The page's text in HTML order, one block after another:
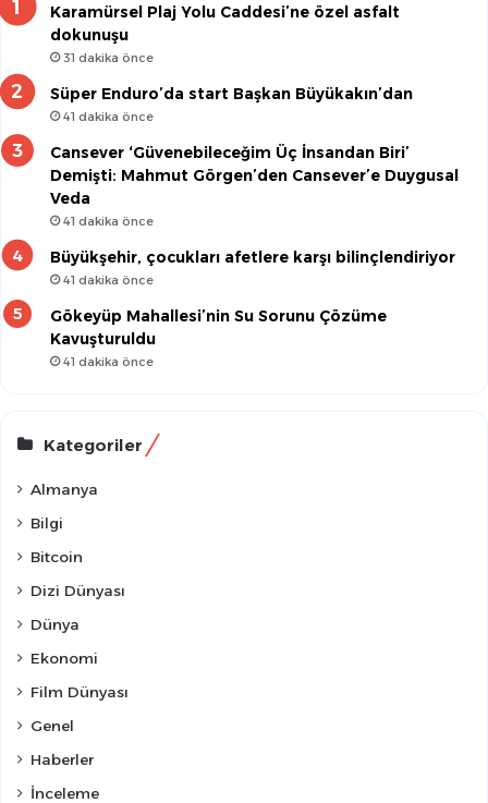
Karamürsel Plaj Yolu Caddesi’ne özel asfalt
dokunuşu
31 dakika önce
Süper Enduro’da start Başkan Büyükakın’dan
41 dakika önce
Cansever ‘Güvenebileceğim Üç İnsandan Biri’
Demişti: Mahmut Görgen’den Cansever’e Duygusal
Veda
41 dakika önce
Büyükşehir, çocukları afetlere karşı bilinçlendiriyor
41 dakika önce
Gökeyüp Mahallesi’nin Su Sorunu Çözüme
Kavuşturuldu
41 dakika önce
Kategoriler
Almanya
Bilgi
Bitcoin
Dizi Dünyası
Dünya
Ekonomi
Film Dünyası
Genel
Haberler
İnceleme